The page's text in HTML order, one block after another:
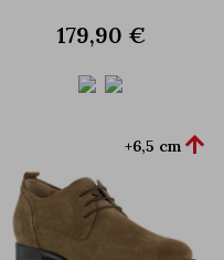
179,90 €
+6,5 cm 